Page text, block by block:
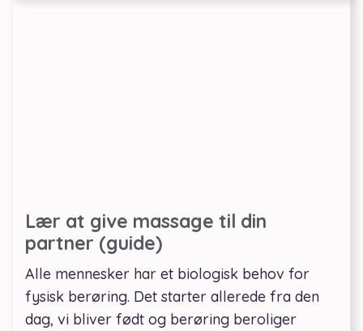
Lær at give massage til din
partner (guide)
Alle mennesker har et biologisk behov for
fysisk berøring. Det starter allerede fra den
dag, vi bliver født og berøring beroliger